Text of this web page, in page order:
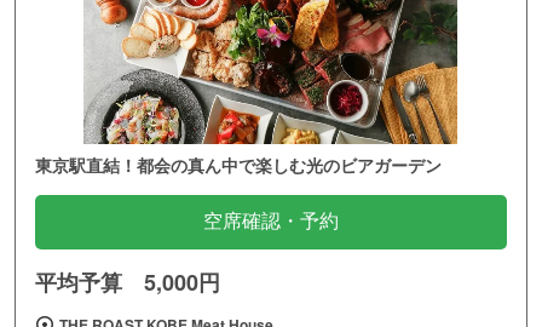
東京駅直結！都会の真ん中で楽しむ光のビアガーデン
空席確認・予約
平均予算 5,000円